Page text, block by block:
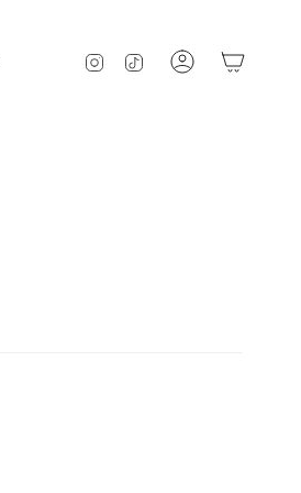
INSTAGRAM
TIKTOK
CONTA